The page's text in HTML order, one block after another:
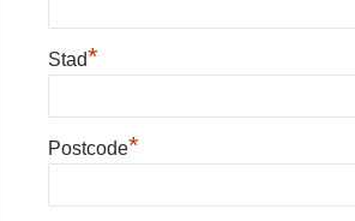
Stad*
Postcode*